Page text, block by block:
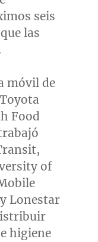
seis
las
móvil de
Food
of
Lonestar
higiene